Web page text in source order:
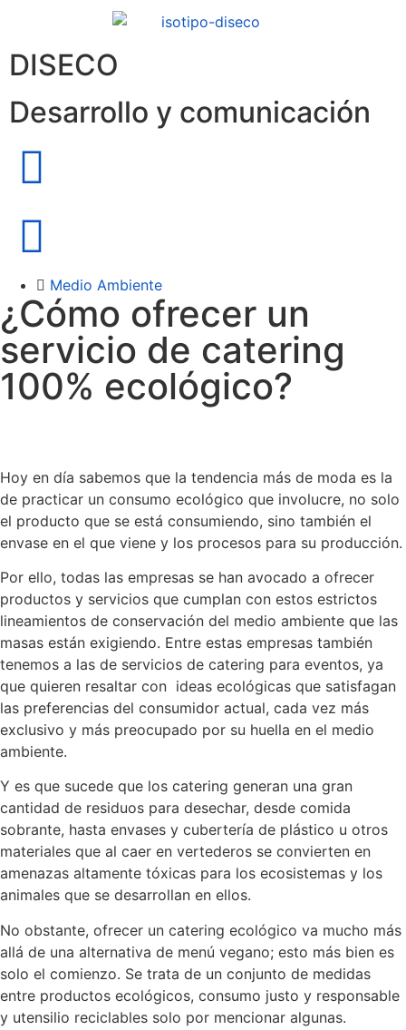
DISECO
Desarrollo y comunicación
Medio Ambiente
¿Cómo ofrecer un
servicio de catering
100% ecológico?
Hoy en día sabemos que la tendencia más de moda es la
de practicar un consumo ecológico que involucre, no solo
el producto que se está consumiendo, sino también el
envase en el que viene y los procesos para su producción.
Por ello, todas las empresas se han avocado a ofrecer
productos y servicios que cumplan con estos estrictos
lineamientos de conservación del medio ambiente que las
masas están exigiendo. Entre estas empresas también
tenemos a las de servicios de catering para eventos, ya
que quieren resaltar con ideas ecológicas que satisfagan
las preferencias del consumidor actual, cada vez más
exclusivo y más preocupado por su huella en el medio
ambiente.
Y es que sucede que los catering generan una gran
cantidad de residuos para desechar, desde comida
sobrante, hasta envases y cubertería de plástico u otros
materiales que al caer en vertederos se convierten en
amenazas altamente tóxicas para los ecosistemas y los
animales que se desarrollan en ellos.
No obstante, ofrecer un catering ecológico va mucho más
allá de una alternativa de menú vegano; esto más bien es
solo el comienzo. Se trata de un conjunto de medidas
entre productos ecológicos, consumo justo y responsable
y utensilio reciclables solo por mencionar algunas.